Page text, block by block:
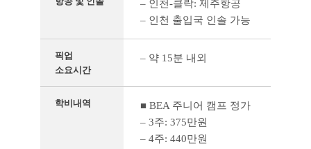
– 인천-클락: 제주항공
– 인천 출입국 인솔 가능
픽업
소요시간
– 약 15분 내외
학비내역
■ BEA 주니어 캠프 정가
– 3주: 375만원
– 4주: 440만원